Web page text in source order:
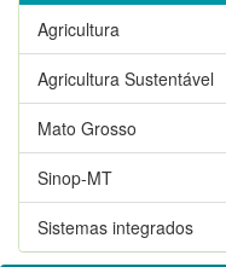
Agricultura
Agricultura Sustentável
Mato Grosso
Sinop-MT
Sistemas integrados